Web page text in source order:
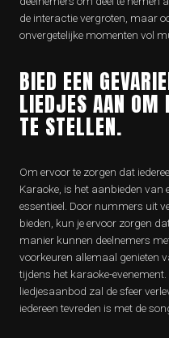
de interactie vergroten, maar
onvergetelijke momenten vol
BIED EEN
LIEDJES AAN OM
TE STELLEN.
Om ervoor te zorgen dat
Karaoke, is het aanbieden van
essentieel. Door nummers uit
bieden, kun je ervoor zorgen
manier kunnen deelnemers
voorkeuren allemaal genieten
tijdens het karaoke-
liedjesaanbod zal de sfeer
iedereen tevreden is met de